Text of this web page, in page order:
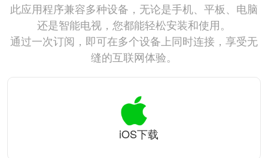
此应用程序兼容多种设备，无论是手机、平板、电脑
还是智能电视，您都能轻松安装和使用。
通过一次订阅，即可在多个设备上同时连接，享受无
缝的互联网体验。
iOS下载